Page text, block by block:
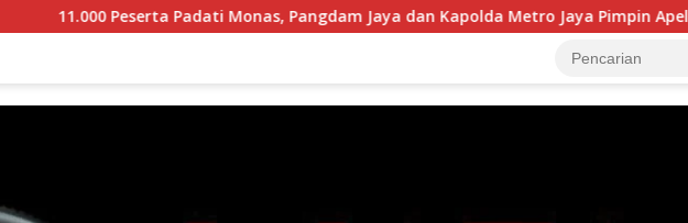
Peserta Padati Monas, Pangdam Jaya dan Kapolda Metro Jaya Pimpin Apel Kebangsaan